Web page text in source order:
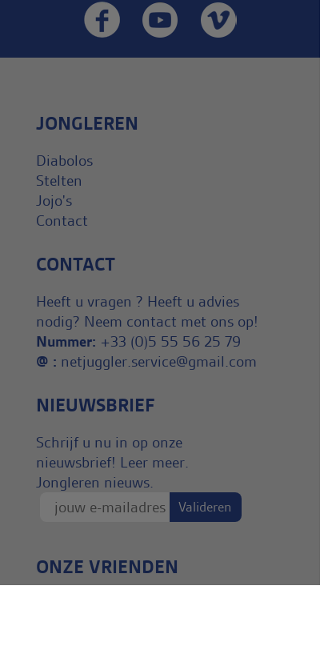
JONGLEREN
Diabolos
Stelten
Jojo's
Contact
CONTACT
Heeft u vragen ? Heeft u advies
nodig? Neem contact met ons op!
Nummer: +33 (0)5 55 56 25 79
@ : netjuggler.service@gmail.com
NIEUWSBRIEF
Schrijf u nu in op onze
nieuwsbrief! Leer meer.
Jongleren nieuws.
ONZE VRIENDEN